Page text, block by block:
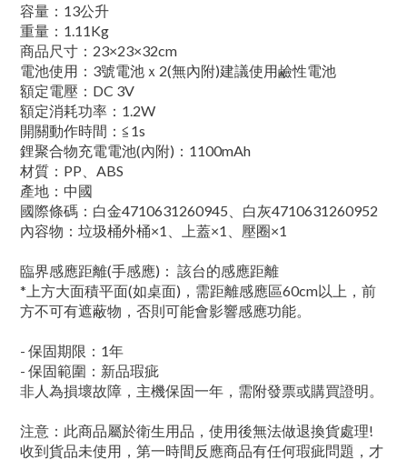
容量：13公升
重量：1.11Kg
商品尺寸：23×23×32cm
電池使用：3號電池ｘ2(無內附)建議使用鹼性電池
額定電壓：DC 3V
額定消耗功率：1.2W
開關動作時間：≦1s
鋰聚合物充電電池(內附)：1100mAh
材質：PP、ABS
產地：中國
國際條碼：白金4710631260945、白灰4710631260952
內容物：垃圾桶外桶×1、上蓋×1、壓圈×1
臨界感應距離(手感應)： 該台的感應距離
*上方大面積平面(如桌面)，需距離感應區60cm以上，前
方不可有遮蔽物，否則可能會影響感應功能。
- 保固期限：1年
- 保固範圍：新品瑕疵
非人為損壞故障，主機保固一年，需附發票或購買證明。
注意：此商品屬於衛生用品，使用後無法做退換貨處理!
收到貨品未使用，第一時間反應商品有任何瑕疵問題，才